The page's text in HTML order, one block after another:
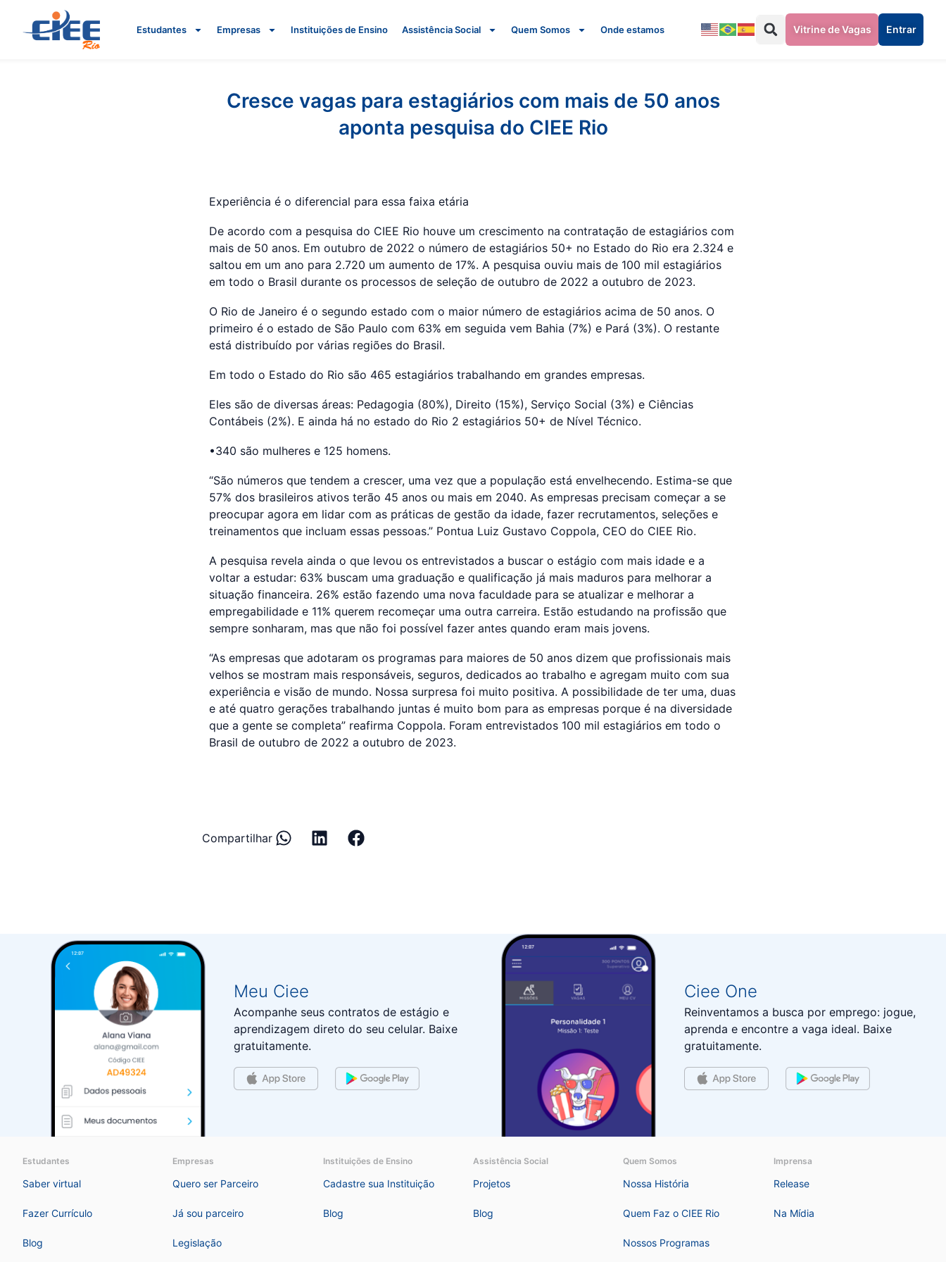
Estudantes Empresas Instituições de Ensino Assistência Social Quem Somos Onde estamos Vitrine de Vagas Entrar
Cresce vagas para estagiários com mais de 50 anos
aponta pesquisa do CIEE Rio
Experiência é o diferencial para essa faixa etária
De acordo com a pesquisa do CIEE Rio houve um crescimento na contratação de estagiários com
mais de 50 anos. Em outubro de 2022 o número de estagiários 50+ no Estado do Rio era 2.324 e
saltou em um ano para 2.720 um aumento de 17%. A pesquisa ouviu mais de 100 mil estagiários
em todo o Brasil durante os processos de seleção de outubro de 2022 a outubro de 2023.
O Rio de Janeiro é o segundo estado com o maior número de estagiários acima de 50 anos. O
primeiro é o estado de São Paulo com 63% em seguida vem Bahia (7%) e Pará (3%). O restante
está distribuído por várias regiões do Brasil.
Em todo o Estado do Rio são 465 estagiários trabalhando em grandes empresas.
Eles são de diversas áreas: Pedagogia (80%), Direito (15%), Serviço Social (3%) e Ciências
Contábeis (2%). E ainda há no estado do Rio 2 estagiários 50+ de Nível Técnico.
•340 são mulheres e 125 homens.
“São números que tendem a crescer, uma vez que a população está envelhecendo. Estima-se que
57% dos brasileiros ativos terão 45 anos ou mais em 2040. As empresas precisam começar a se
preocupar agora em lidar com as práticas de gestão da idade, fazer recrutamentos, seleções e
treinamentos que incluam essas pessoas.” Pontua Luiz Gustavo Coppola, CEO do CIEE Rio.
A pesquisa revela ainda o que levou os entrevistados a buscar o estágio com mais idade e a
voltar a estudar: 63% buscam uma graduação e qualificação já mais maduros para melhorar a
situação financeira. 26% estão fazendo uma nova faculdade para se atualizar e melhorar a
empregabilidade e 11% querem recomeçar uma outra carreira. Estão estudando na profissão que
sempre sonharam, mas que não foi possível fazer antes quando eram mais jovens.
“As empresas que adotaram os programas para maiores de 50 anos dizem que profissionais mais
velhos se mostram mais responsáveis, seguros, dedicados ao trabalho e agregam muito com sua
experiência e visão de mundo. Nossa surpresa foi muito positiva. A possibilidade de ter uma, duas
e até quatro gerações trabalhando juntas é muito bom para as empresas porque é na diversidade
que a gente se completa” reafirma Coppola. Foram entrevistados 100 mil estagiários em todo o
Brasil de outubro de 2022 a outubro de 2023.
Compartilhar
Meu Ciee
Acompanhe seus contratos de estágio e
aprendizagem direto do seu celular. Baixe
gratuitamente.
Ciee One​
Reinventamos a busca por emprego: jogue,
aprenda e encontre a vaga ideal. Baixe
gratuitamente.
Estudantes
Saber virtual
Fazer Currículo
Blog
Empresas
Quero ser Parceiro
Já sou parceiro
Legislação
Instituições de Ensino
Cadastre sua Instituição
Blog
Assistência Social
Projetos
Blog
Quem Somos
Nossa História
Quem Faz o CIEE Rio
Nossos Programas
Imprensa
Release
Na Mídia